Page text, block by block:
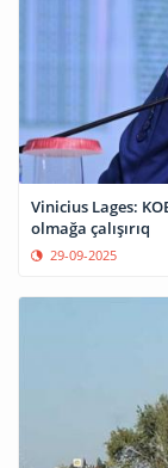
Vinicius Lages:
olmağa çalışırıq
29-09-2025